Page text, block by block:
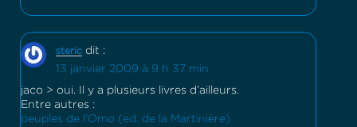
steric dit :
13 janvier 2009 à 9 h 37 min
jaco > oui. Il y a plusieurs livres d’ailleurs.
Entre autres :
peuples de l’Omo (ed. de la Martinière)